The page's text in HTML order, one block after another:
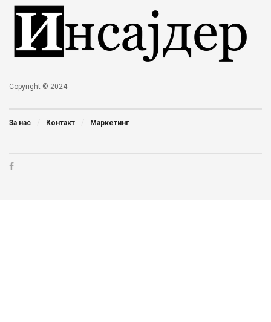
Copyright © 2024
За нас Контакт Маркетинг